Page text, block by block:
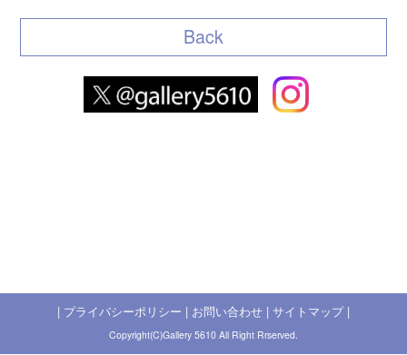
Back
| プライバシーポリシー | お問い合わせ | サイトマップ |
Copyright(C)Gallery 5610 All Right Rrserved.